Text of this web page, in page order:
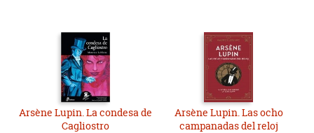
Arsène Lupin. La condesa de
Cagliostro
Arsène Lupin. Las ocho
campanadas del reloj